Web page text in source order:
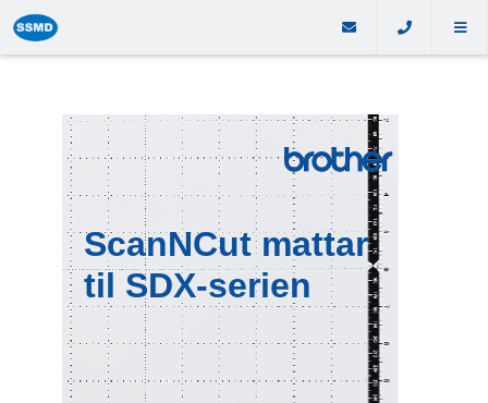
ScanNCut mattar
til SDX-serien